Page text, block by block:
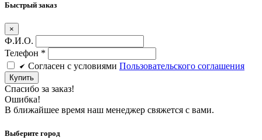
Быстрый заказ
×
Ф.И.О.
Телефон *
Cогласен c условиями Пользовательского соглашения
Купить
Спасибо за заказ!
Ошибка!
В ближайшее время наш менеджер свяжется с вами.
Выберите город